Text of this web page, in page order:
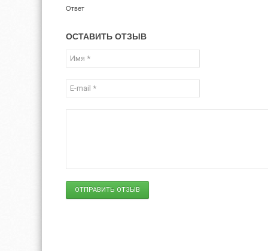
Ответ
ОСТАВИТЬ ОТЗЫВ
ОТПРАВИТЬ ОТЗЫВ